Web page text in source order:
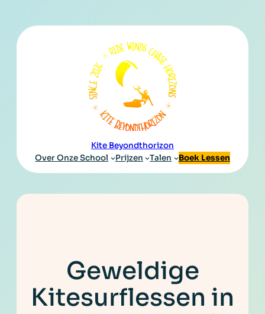
inhoud
Kite Beyondthorizon
Over Onze School
Prijzen Talen Boek Lessen
Geweldige
Kitesurflessen in